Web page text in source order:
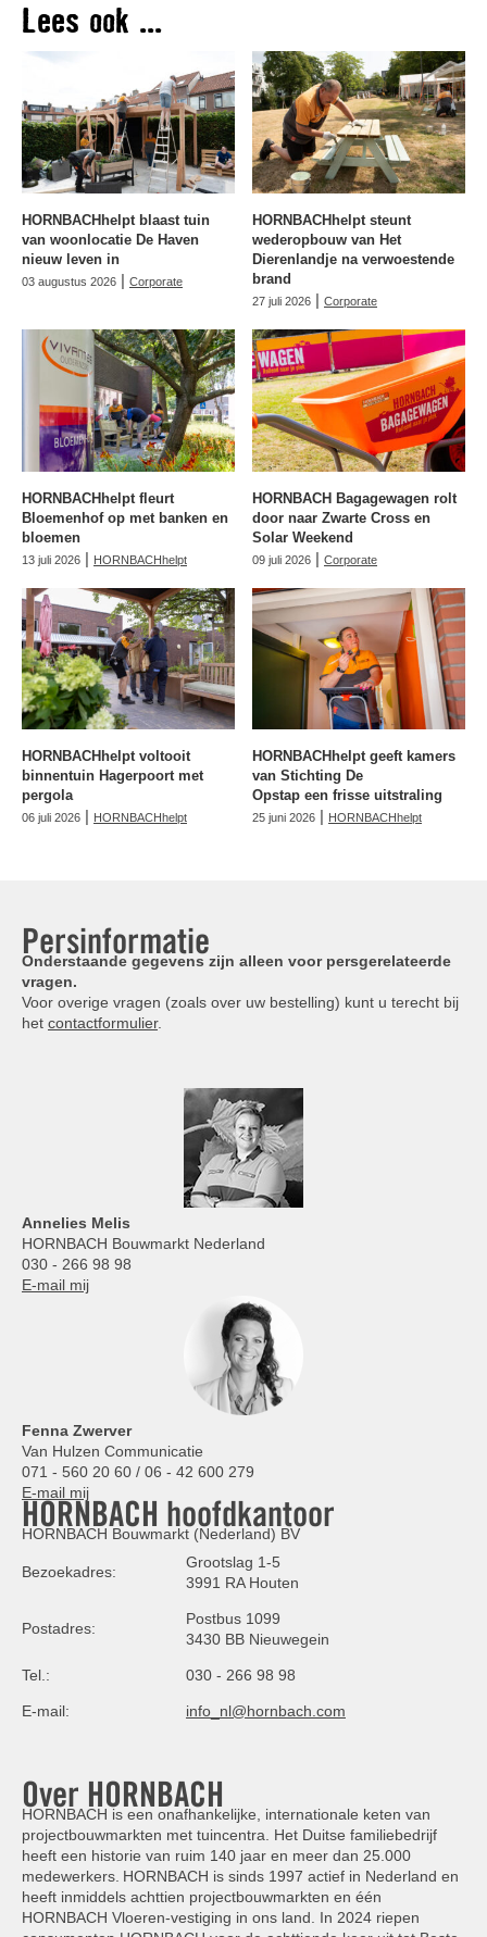
Lees ook ...
HORNBACHhelpt blaast tuin
van woonlocatie De Haven
nieuw leven in
03 augustus 2026 | Corporate
HORNBACHhelpt steunt
wederopbouw van Het
Dierenlandje na verwoestende
brand
27 juli 2026 | Corporate
HORNBACHhelpt fleurt
Bloemenhof op met banken en
bloemen
13 juli 2026 | HORNBACHhelpt
HORNBACH Bagagewagen rolt
door naar Zwarte Cross en
Solar Weekend
09 juli 2026 | Corporate
HORNBACHhelpt voltooit
binnentuin Hagerpoort met
pergola
06 juli 2026 | HORNBACHhelpt
HORNBACHhelpt geeft kamers
van Stichting De
Opstap een frisse uitstraling
25 juni 2026 | HORNBACHhelpt
Persinformatie
Onderstaande gegevens zijn alleen voor persgerelateerde
vragen.
Voor overige vragen (zoals over uw bestelling) kunt u terecht bij
het contactformulier.
Annelies Melis
HORNBACH Bouwmarkt Nederland
030 - 266 98 98
E-mail mij
Fenna Zwerver
Van Hulzen Communicatie
071 - 560 20 60 / 06 - 42 600 279
E-mail mij
HORNBACH hoofdkantoor
HORNBACH Bouwmarkt (Nederland) BV
Bezoekadres:
Grootslag 1-5
3991 RA Houten
Postadres:
Postbus 1099
3430 BB Nieuwegein
Tel.: 030 - 266 98 98
E-mail: info_nl@hornbach.com
Over HORNBACH
HORNBACH is een onafhankelijke, internationale keten van
projectbouwmarkten met tuincentra. Het Duitse familiebedrijf
heeft een historie van ruim 140 jaar en meer dan 25.000
medewerkers. HORNBACH is sinds 1997 actief in Nederland en
heeft inmiddels achttien projectbouwmarkten en één
HORNBACH Vloeren-vestiging in ons land. In 2024 riepen